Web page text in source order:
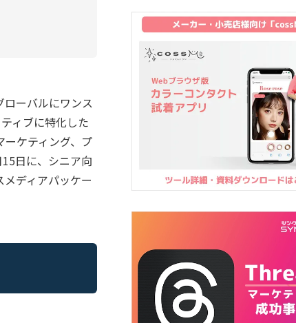
ーバルにワンス
ィブに特化した
ーケティング、プ
日に、シニア向
ディアパッケー